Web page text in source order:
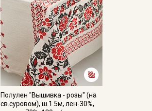
Полулен "Вышивка - розы" (на
св.суровом), ш.1.5м, лен-30%,